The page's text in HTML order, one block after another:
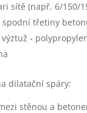
sítě (např. 6/150/
spodní třetiny
-
dilatační spáry:
stěnou a